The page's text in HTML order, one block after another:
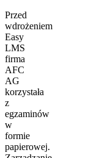
Przed
wdrożeniem
Easy
LMS
firma
AFC
AG
korzystała
z
egzaminów
w
formie
papierowej.